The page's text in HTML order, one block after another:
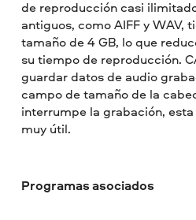
de reproducción casi
antiguos, como AIFF y WAV,
tamaño de 4 GB, lo que
su tiempo de reproducción.
guardar datos de audio
campo de tamaño de la
interrumpe la grabación,
muy útil.
Programas asociados